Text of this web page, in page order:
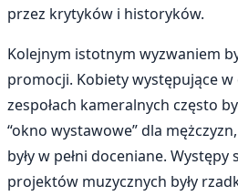
przez krytyków i historyków.
Kolejnym istotnym wyzwaniem
promocji. Kobiety występujące
zespołach kameralnych często
“okno wystawowe” dla
były w pełni doceniane.
projektów muzycznych były